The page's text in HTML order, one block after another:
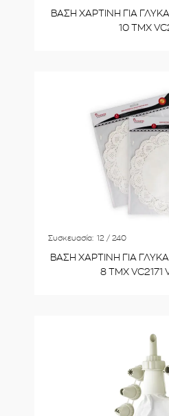
ΒΑΣΗ ΧΑΡΤΙΝΗ ΓΙΑ
10 ΤΜΧ
Συσκευασία: 12 / 240
ΒΑΣΗ ΧΑΡΤΙΝΗ ΓΙΑ
8 ΤΜΧ VC2171